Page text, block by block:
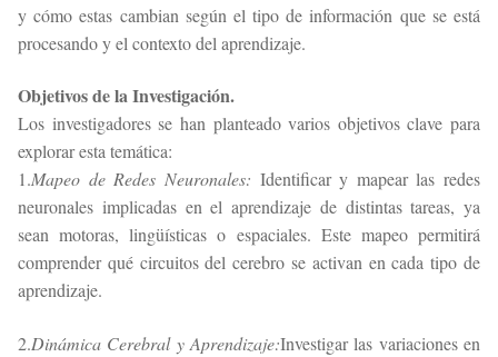
y cómo estas cambian según el tipo de información que se está
procesando y el contexto del aprendizaje.
Objetivos de la Investigación.
Los investigadores se han planteado varios objetivos clave para
explorar esta temática:
1.Mapeo de Redes Neuronales: Identificar y mapear las redes
neuronales implicadas en el aprendizaje de distintas tareas, ya
sean motoras, lingüísticas o espaciales. Este mapeo permitirá
comprender qué circuitos del cerebro se activan en cada tipo de
aprendizaje.
2.Dinámica Cerebral y Aprendizaje:Investigar las variaciones en